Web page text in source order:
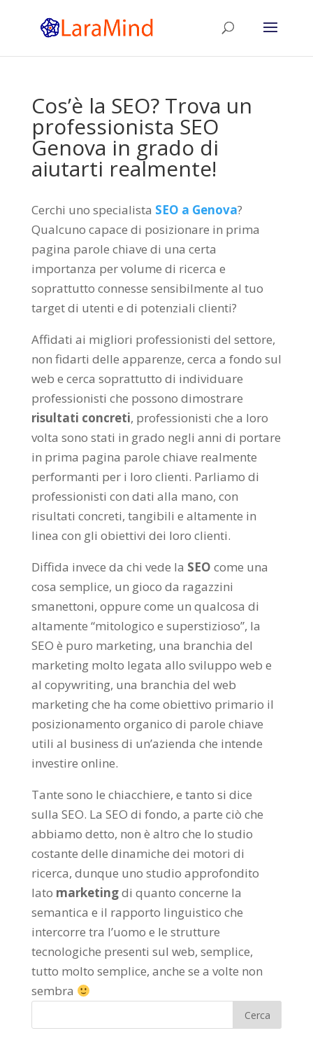
Cos’è la SEO? Trova un
professionista SEO
Genova in grado di
aiutarti realmente!
Cerchi uno specialista SEO a Genova?
Qualcuno capace di posizionare in prima
pagina parole chiave di una certa
importanza per volume di ricerca e
soprattutto connesse sensibilmente al tuo
target di utenti e di potenziali clienti?
Affidati ai migliori professionisti del settore,
non fidarti delle apparenze, cerca a fondo sul
web e cerca soprattutto di individuare
professionisti che possono dimostrare
risultati concreti, professionisti che a loro
volta sono stati in grado negli anni di portare
in prima pagina parole chiave realmente
performanti per i loro clienti. Parliamo di
professionisti con dati alla mano, con
risultati concreti, tangibili e altamente in
linea con gli obiettivi dei loro clienti.
Diffida invece da chi vede la SEO come una
cosa semplice, un gioco da ragazzini
smanettoni, oppure come un qualcosa di
altamente “mitologico e superstizioso”, la
SEO è puro marketing, una branchia del
marketing molto legata allo sviluppo web e
al copywriting, una branchia del web
marketing che ha come obiettivo primario il
posizionamento organico di parole chiave
utili al business di un’azienda che intende
investire online.
Tante sono le chiacchiere, e tanto si dice
sulla SEO. La SEO di fondo, a parte ciò che
abbiamo detto, non è altro che lo studio
costante delle dinamiche dei motori di
ricerca, dunque uno studio approfondito
lato marketingdi quanto concerne la
semantica e il rapporto linguistico che
intercorre tra l’uomo e le strutture
tecnologiche presenti sul web, semplice,
tutto molto semplice, anche se a volte non
sembra